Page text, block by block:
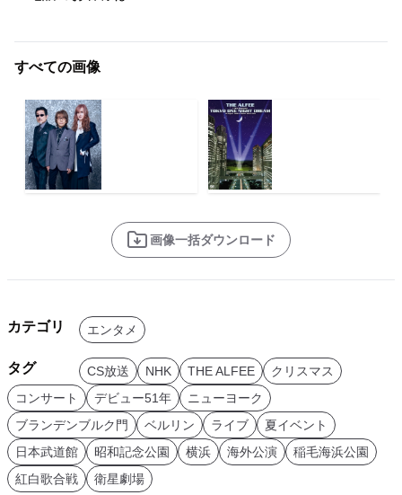
すべての画像
画像一括ダウンロード
カテゴリ エンタメ
タグ CS放送 NHK THE ALFEE
クリスマス
コンサート
デビュー51年
ニューヨーク
ブランデンブルク門
ベルリン ライブ
夏イベント
日本武道館
昭和記念公園 横浜 海外公演
稲毛海浜公園
紅白歌合戦
衛星劇場